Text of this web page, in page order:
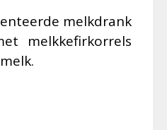
melkdrank
melkkefirkorrels